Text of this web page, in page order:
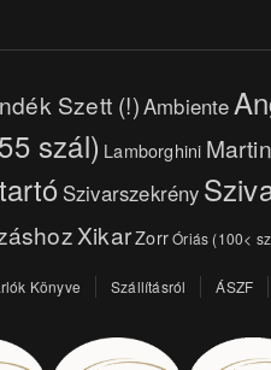
Szett (!)Ambiente
szál) Lamborghini
Szivarszekrény
XikarZorrÓriás (100<
Könyve Szállításról ÁSZF